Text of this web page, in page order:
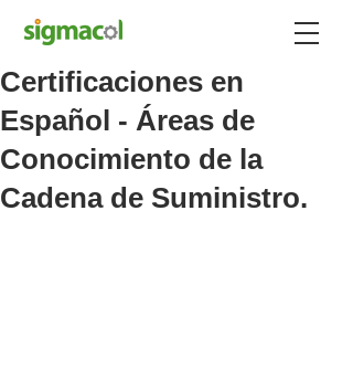
Certificaciones en
Español - Áreas de
Conocimiento de la
Cadena de Suministro.